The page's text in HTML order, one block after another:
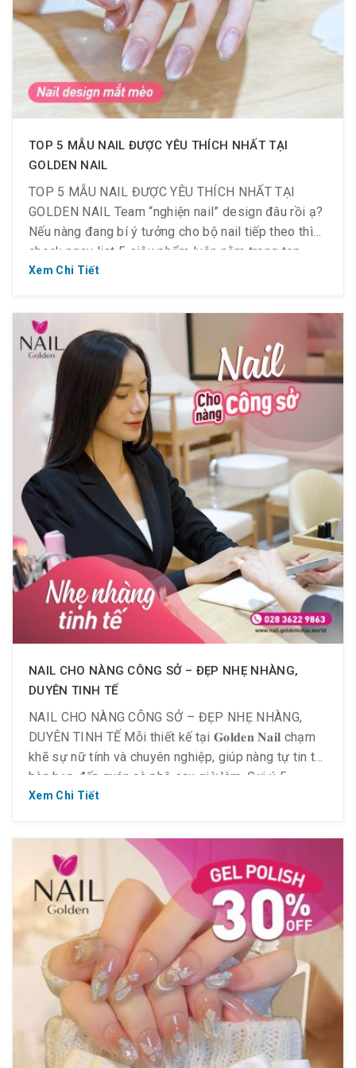
TOP 5 MẪU NAIL ĐƯỢC YÊU THÍCH NHẤT TẠI
GOLDEN NAIL
TOP 5 MẪU NAIL ĐƯỢC YÊU THÍCH NHẤT TẠI
GOLDEN NAIL Team “nghiện nail” design đâu rồi ạ?
Nếu nàng đang bí ý tưởng cho bộ nail tiếp theo thì
check ngay list 5 siêu phẩm luôn nằm trong top
“best-seller” tại Golden Nail nhé. HỜI NHẤT Ở ĐÂY:
Xem Chi Tiết
NAIL CHO NÀNG CÔNG SỞ – ĐẸP NHẸ NHÀNG,
DUYÊN TINH TẾ
NAIL CHO NÀNG CÔNG SỞ – ĐẸP NHẸ NHÀNG,
DUYÊN TINH TẾ Mỗi thiết kế tại 𝐆𝐨𝐥𝐝𝐞𝐧 𝐍𝐚𝐢𝐥 chạm
khẽ sự nữ tính và chuyên nghiệp, giúp nàng tự tin từ
bàn họp đến quán cà phê sau giờ làm. Gợi ý 5
concept “cưng chiều” nàng công sở: Nude nhẹ –
Xem Chi Tiết